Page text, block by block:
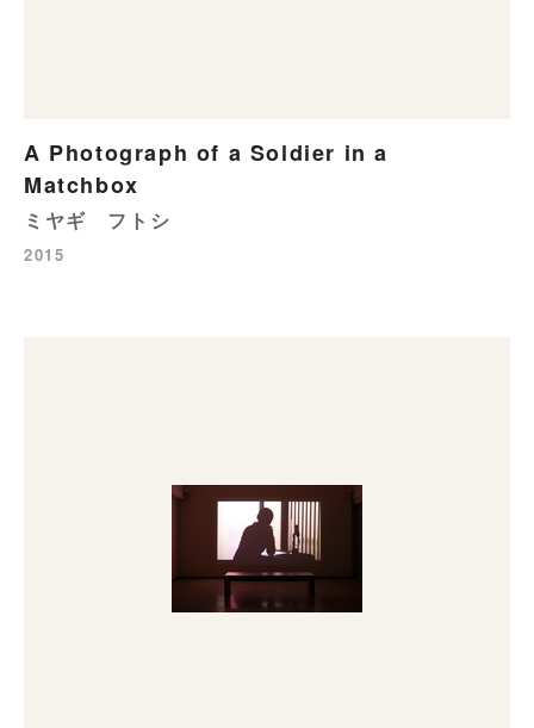
A Photograph of a Soldier in a
Matchbox
ミヤギ フトシ
2015